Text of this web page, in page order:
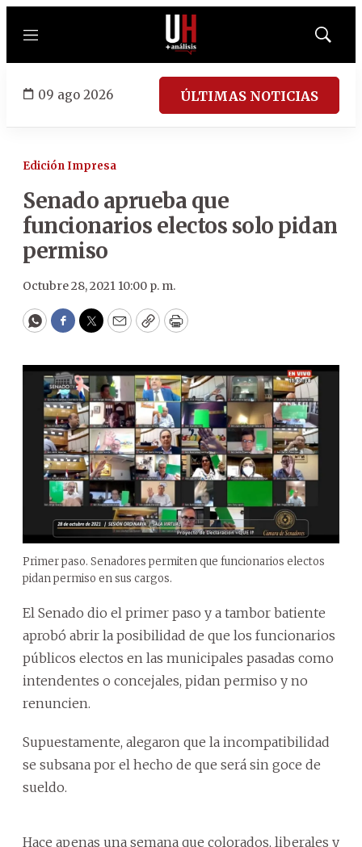
Menú
Mostrar
09 ago 2026 ÚLTIMAS NOTICIAS
Edición Impresa
Senado aprueba que
funcionarios electos solo pidan
permiso
Octubre 28, 2021 10:00 p. m.
WhatsApp
Facebook
Twitter
EmailCopyPrint
Primer paso. Senadores permiten que funcionarios electos
pidan permiso en sus cargos.
El Senado dio el primer paso y a tambor batiente
aprobó abrir la posibilidad de que los funcionarios
públicos electos en las municipales pasadas como
intendentes o concejales, pidan permiso y no
renuncien.
Supuestamente, alegaron que la incompatibilidad
se subsana por el hecho de que será sin goce de
sueldo.
Hace apenas una semana que colorados, liberales y